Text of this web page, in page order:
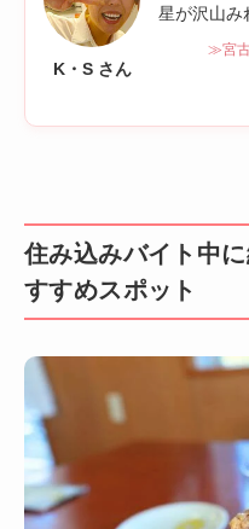
K・S さん
星が沢山み
≫宮古
住み込みバイト中
すすめスポット